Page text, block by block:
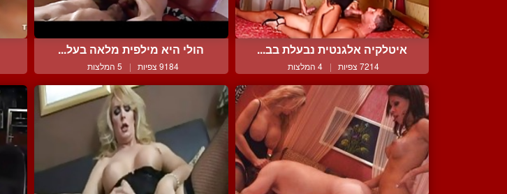
איטלקיה אלגנטית נבעלת בב...
7214 צפיות | 4 המלצות
הולי היא מילפית מלאה בעל...
9184 צפיות | 5 המלצות